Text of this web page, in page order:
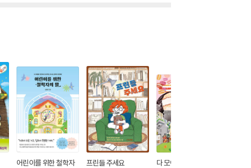
어린이를 위한 철학자
프린들 주세요 다 모여 편의점